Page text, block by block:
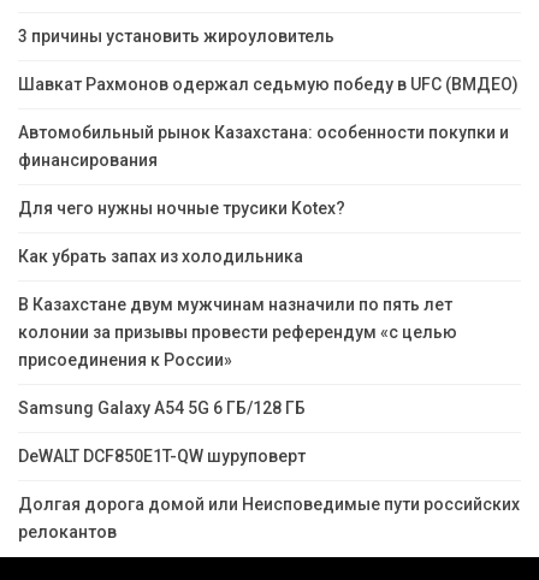
3 причины установить жироуловитель
Шавкат Рахмонов одержал седьмую победу в UFC (ВМДЕО)
Автомобильный рынок Казахстана: особенности покупки и
финансирования
Для чего нужны ночные трусики Kotex?
Как убрать запах из холодильника
В Казахстане двум мужчинам назначили по пять лет
колонии за призывы провести референдум «с целью
присоединения к России»
Samsung Galaxy A54 5G 6 ГБ/128 ГБ
DeWALT DCF850E1T-QW шуруповерт
Долгая дорога домой или Неисповедимые пути российских
релокантов